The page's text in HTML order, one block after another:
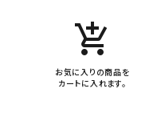
add_shopping_cart
お気に入りの商品を
カートに入れます。